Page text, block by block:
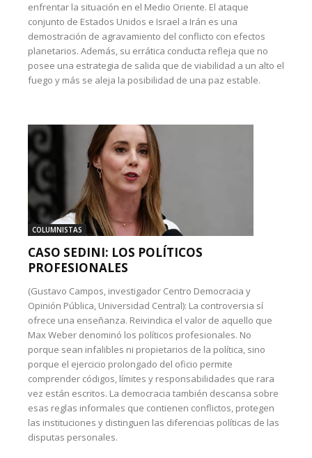
enfrentar la situación en el Medio Oriente. El ataque
conjunto de Estados Unidos e Israel a Irán es una
demostración de agravamiento del conflicto con efectos
planetarios. Además, su errática conducta refleja que no
posee una estrategia de salida que de viabilidad a un alto el
fuego y más se aleja la posibilidad de una paz estable.
COLUMNISTAS
CASO SEDINI: LOS POLÍTICOS
PROFESIONALES
(Gustavo Campos, investigador Centro Democracia y
Opinión Pública, Universidad Central): La controversia sí
ofrece una enseñanza. Reivindica el valor de aquello que
Max Weber denominó los políticos profesionales. No
porque sean infalibles ni propietarios de la política, sino
porque el ejercicio prolongado del oficio permite
comprender códigos, límites y responsabilidades que rara
vez están escritos. La democracia también descansa sobre
esas reglas informales que contienen conflictos, protegen
las instituciones y distinguen las diferencias políticas de las
disputas personales.